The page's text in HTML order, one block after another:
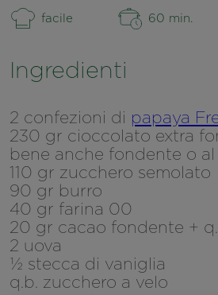
facile 60 min.
Ingredienti
2 confezioni di papaya
230 gr cioccolato extra
bene anche fondente o
110 gr zucchero semolato
90 gr burro
40 gr farina 00
20 gr cacao fondente +
2 uova
½ stecca di vaniglia
q.b. zucchero a velo